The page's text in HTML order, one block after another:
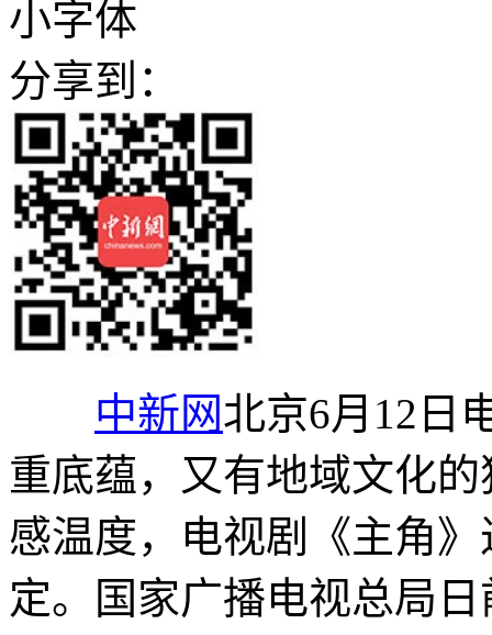
小字体
分享到：
中新网北京6月12日
重底蕴，又有地域文化
感温度，电视剧《主角
定。国家广播电视总局